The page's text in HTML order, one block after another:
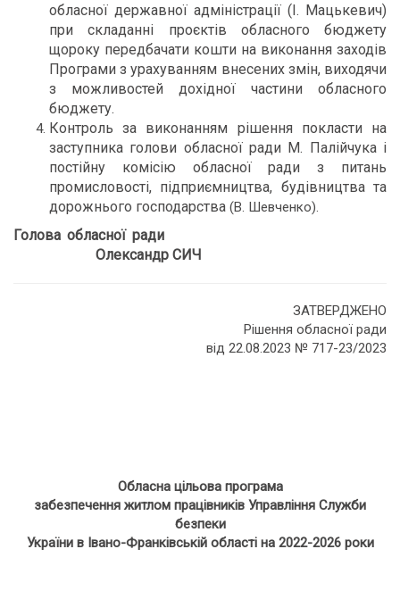
обласної державної адміністрації (І. Мацькевич)
при складанні проєктів обласного бюджету
щороку передбачати кошти на виконання заходів
Програми з урахуванням внесених змін, виходячи
з можливостей дохідної частини обласного
бюджету.
Контроль за виконанням рішення покласти на
заступника голови обласної ради М. Палійчука і
постійну комісію обласної ради з питань
промисловості, підприємництва, будівництва та
дорожнього господарства (В. Шевченко).
Голова обласної ради
Олександр СИЧ
ЗАТВЕРДЖЕНО
Рішення обласної ради
від 22.08.2023 № 717-23/2023
Обласна цільова програма
забезпечення житлом працівників Управління Служби
безпеки
України в Івано-Франківській області на 2022-2026 роки